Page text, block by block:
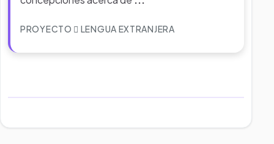
PROYECTO LENGUA EXTRANJERA